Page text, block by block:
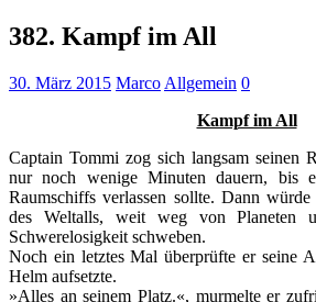
382. Kampf im All
30. März 2015 Marco Allgemein 0
Kampf im All
Captain Tommi zog sich langsam seinen
nur noch wenige Minuten dauern, bis
Raumschiffs verlassen sollte. Dann
des Weltalls, weit weg von Planeten
Schwerelosigkeit schweben.
Noch ein letztes Mal überprüfte er seine
Helm aufsetzte.
»Alles an seinem Platz.«, murmelte er